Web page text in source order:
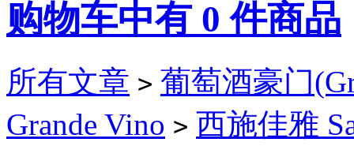
购物车中有 0 件商品
所有文章 > 葡萄酒豪门
Grande Vino > 西施佳雅